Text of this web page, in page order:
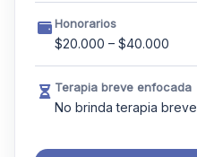
Honorarios
$20.000 – $40.000
Terapia breve enfocada
No brinda terapia breve